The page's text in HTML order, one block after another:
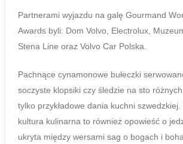
Partnerami wyjazdu na galę Gourmand
Awards byli: Dom Volvo, Electrolux,
Stena Line oraz Volvo Car Polska.
Pachnące cynamonowe bułeczki
soczyste klopsiki czy śledzie na sto
tylko przykładowe dania kuchni
kultura kulinarna to również opowieść o
ukryta między wersami sag o bogach i